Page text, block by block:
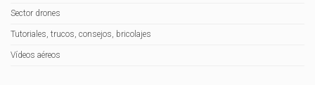
Sector drones
Tutoriales, trucos, consejos, bricolajes
Vídeos aéreos